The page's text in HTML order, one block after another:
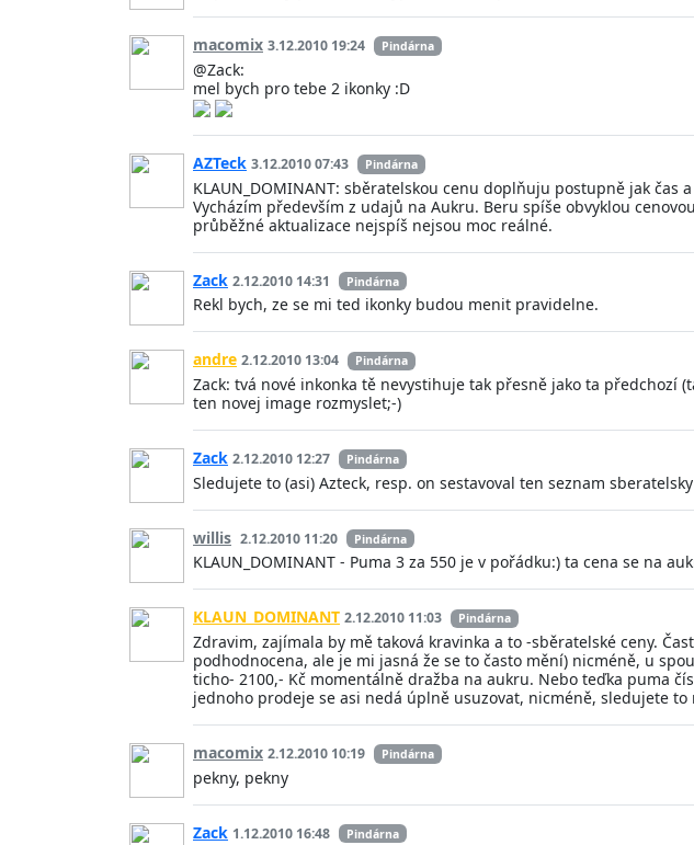
macomix 3.12.2010 19:24 Pindárna
@Zack:
mel bych pro tebe 2 ikonky :D
AZTeck 3.12.2010 07:43 Pindárna
KLAUN_DOMINANT: sběratelskou cenu doplňuju postupně jak
Vycházím především z udajů na Aukru. Beru spíše obvyklou
průběžné aktualizace nejspíš nejsou moc reálné.
Zack 2.12.2010 14:31 Pindárna
Rekl bych, ze se mi ted ikonky budou menit pravidelne.
andre 2.12.2010 13:04 Pindárna
Zack: tvá nové inkonka tě nevystihuje tak přesně jako ta předchozí
ten novej image rozmyslet;-)
Zack 2.12.2010 12:27 Pindárna
Sledujete to (asi) Azteck, resp. on sestavoval ten seznam
willis 2.12.2010 11:20 Pindárna
KLAUN_DOMINANT - Puma 3 za 550 je v pořádku:) ta cena se na
KLAUN_DOMINANT 2.12.2010 11:03 Pindárna
Zdravim, zajímala by mě taková kravinka a to -sběratelské ceny.
podhodnocena, ale je mi jasná že se to často mění) nicméně, u
ticho- 2100,- Kč momentálně dražba na aukru. Nebo teďka puma
jednoho prodeje se asi nedá úplně usuzovat, nicméně, sledujete to
macomix 2.12.2010 10:19 Pindárna
pekny, pekny
Zack 1.12.2010 16:48 Pindárna